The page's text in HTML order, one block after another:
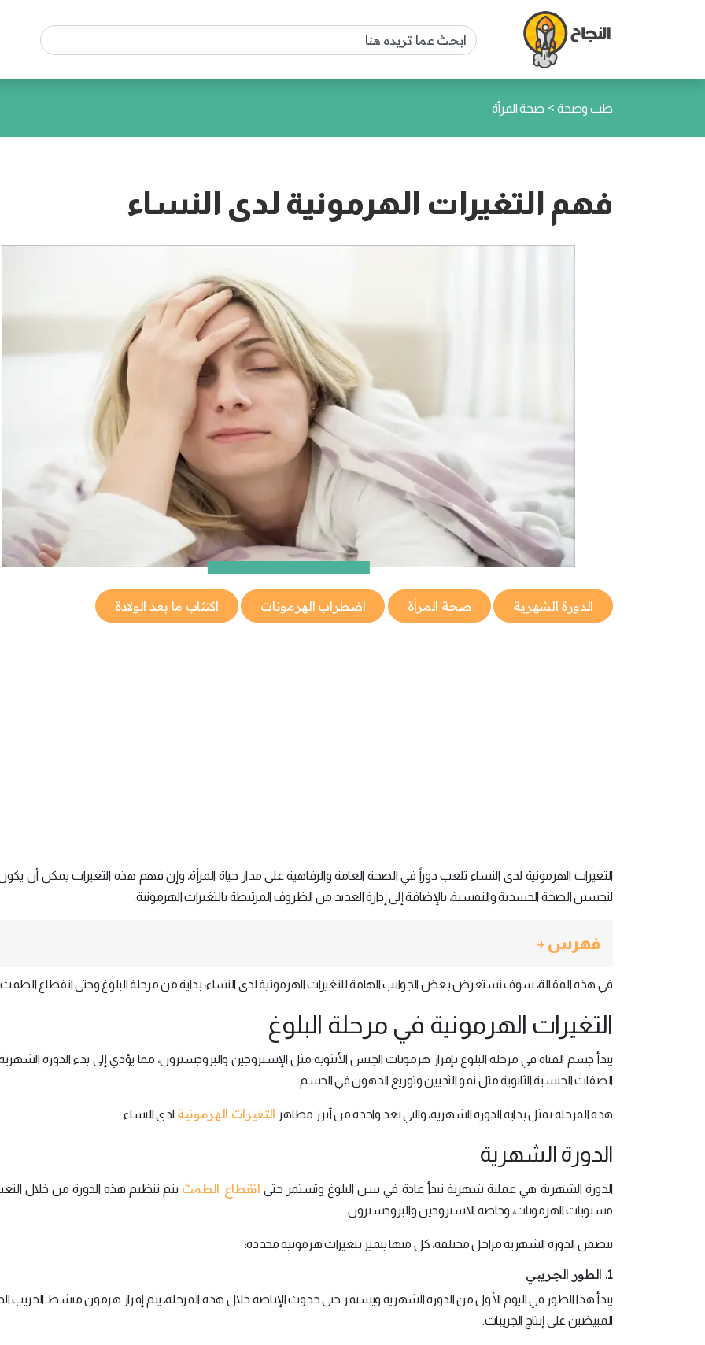
طب وصحة > صحة المرأة
فهم التغيرات الهرمونية لدى النساء
الدورة الشهرية صحة المرأة اضطراب الهرمونات اكتئاب ما بعد الولادة
التغيرات الهرمونية لدى النساء تلعب دوراً في الصحة العامة والرفاهية على مدار حياة المرأة، وإن فهم هذه التغيرات يمكن أن
لتحسين الصحة الجسدية والنفسية، بالإضافة إلى إدارة العديد من الظروف المرتبطة بالتغيرات الهرمونية.
فهرس +
في هذه المقالة، سوف نستعرض بعض الجوانب الهامة للتغيرات الهرمونية لدى النساء، بداية من مرحلة البلوغ وحتى انقطاع
التغيرات الهرمونية في مرحلة البلوغ
يبدأ جسم الفتاة في مرحلة البلوغ بإفراز هرمونات الجنس الأنثوية مثل الإستروجين والبروجسترون، مما يؤدي إلى بدء الدورة
الصفات الجنسية الثانوية مثل نمو الثديين وتوزيع الدهون في الجسم.
هذه المرحلة تمثل بداية الدورة الشهرية، والتي تعد واحدة من أبرز مظاهر التغيرات الهرمونية لدى النساء.
الدورة الشهرية
الدورة الشهرية هي عملية شهرية تبدأ عادة في سن البلوغ وتستمر حتى انقطاع الطمث يتم تنظيم هذه الدورة من خلال
مستويات الهرمونات، وخاصة الاستروجين والبروجسترون.
تتضمن الدورة الشهرية مراحل مختلفة، كل منها يتميز بتغيرات هرمونية محددة:
1. الطور الجريبي
يبدأ هذا الطور في اليوم الأول من الدورة الشهرية ويستمر حتى حدوث الإباضة خلال هذه المرحلة، يتم إفراز هرمون منشط الجريب
المبيضين على إنتاج الجريبات.